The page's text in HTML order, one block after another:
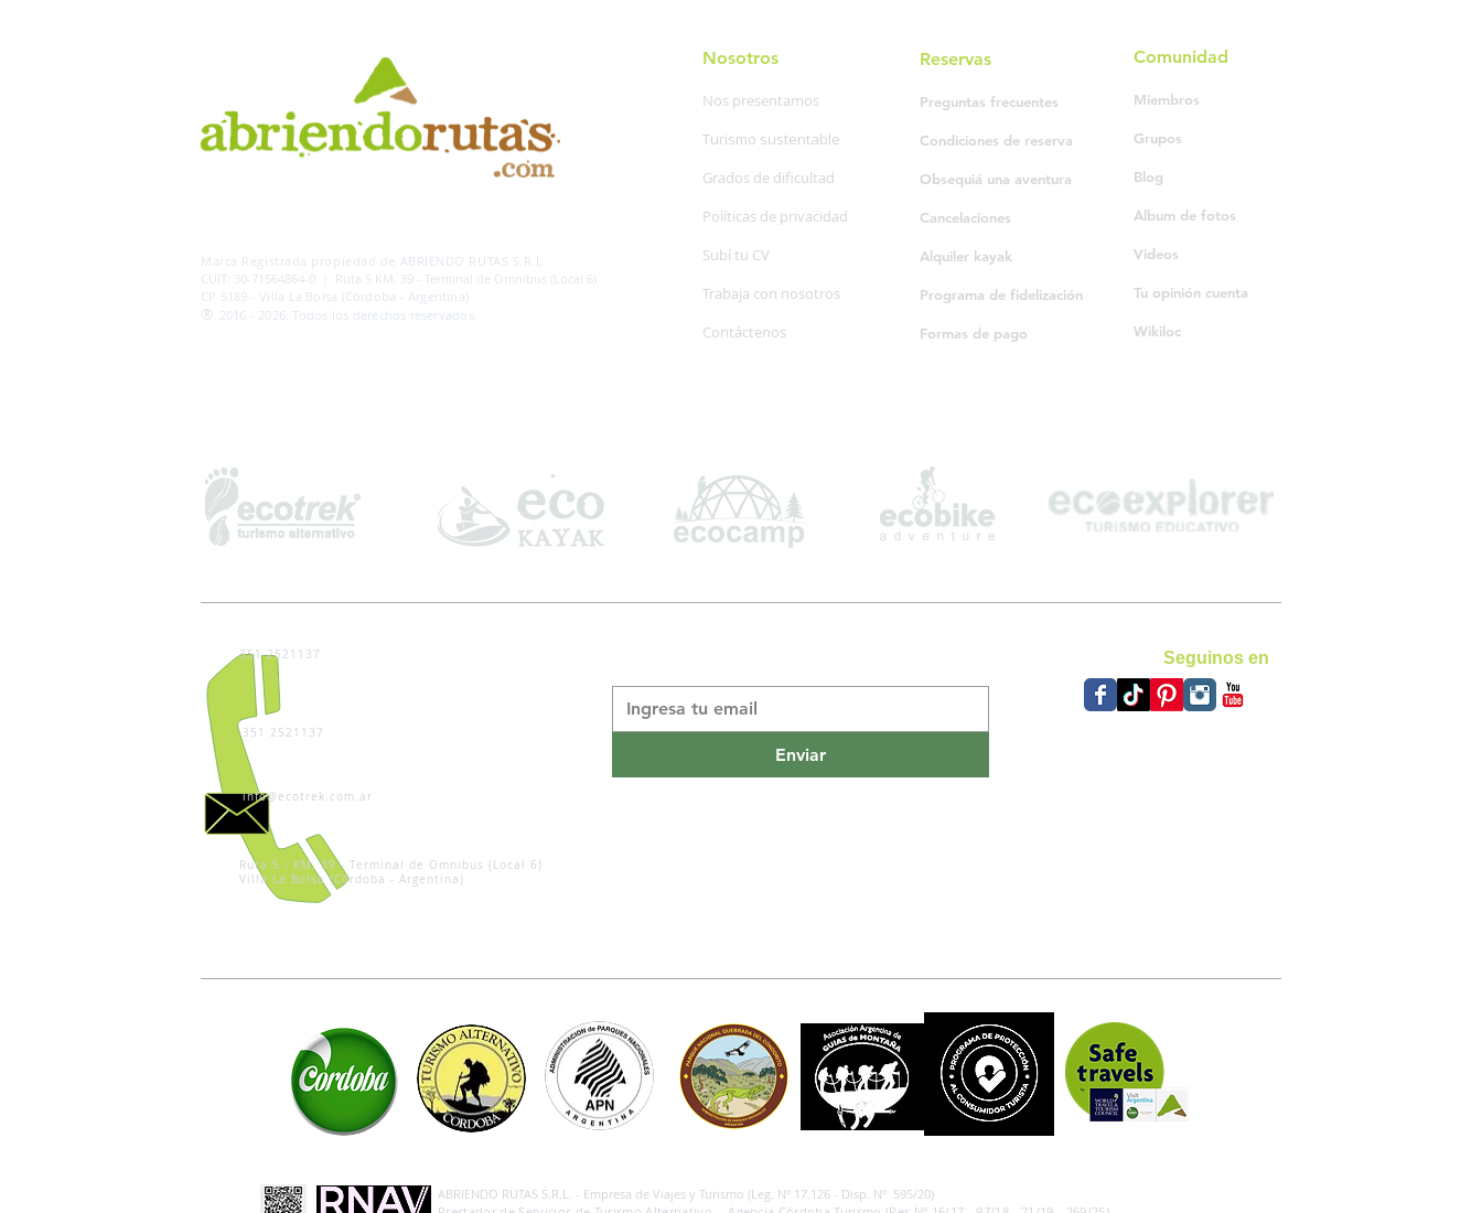
Marca Registrada propiedad de ABRIENDO RUTAS S.R.L.
CUIT: 30-71564864-0 | Ruta 5 KM. 39 - Terminal de Omnibus (Local 6)
CP 5189 - Villa La Bolsa (Córdoba - Argentina)
® 2016 - 2026. Todos los derechos reservados.
Nosotros
Nos presentamos
Turismo sustentable
Grados de dificultad
Políticas de privacidad
Subí tu CV
Trabaja con nosotros
Contáctenos
Reservas
Preguntas frecuentes
Condiciones de reserva
Obsequiá una aventura
Cancelaciones
Alquiler kayak
Programa de fidelización
Formas de pago
Comunidad
Miembros
Grupos
Blog
Album de fotos
Videos
Tu opinión cuenta
Wikiloc
Seguinos en
351 2521137
351 2521137
info@ecotrek.com.ar
Ruta 5 - KM. 39 - Terminal de Omnibus (Local 6)
Villa La Bolsa (Córdoba - Argentina)
Enviar
ABRIENDO RUTAS S.R.L. - Empresa de Viajes y Turismo (Leg. Nº 17.126 - Disp. Nº 595/20)